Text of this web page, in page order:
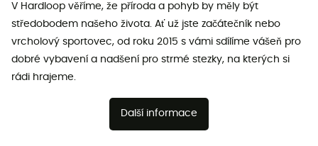
V Hardloop věříme, že příroda a pohyb by měly být
středobodem našeho života. Ať už jste začátečník nebo
vrcholový sportovec, od roku 2015 s vámi sdílíme vášeň pro
dobré vybavení a nadšení pro strmé stezky, na kterých si
rádi hrajeme.
Další informace